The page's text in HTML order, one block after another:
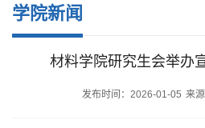
学院新闻
材料学院研究生会举办
发布时间：2026-01-05 来源